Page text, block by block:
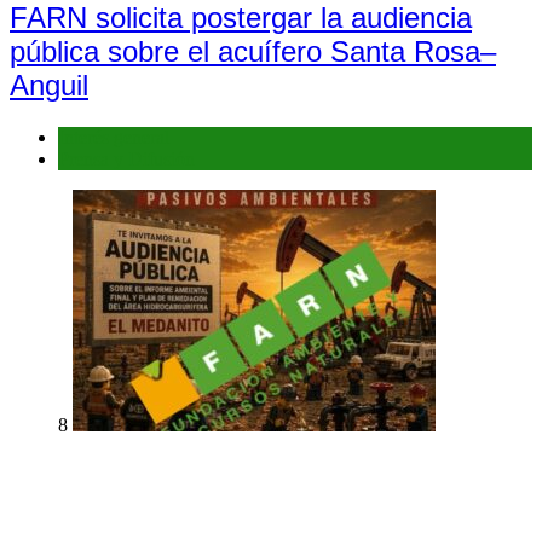
FARN solicita postergar la audiencia
pública sobre el acuífero Santa Rosa–
Anguil
8